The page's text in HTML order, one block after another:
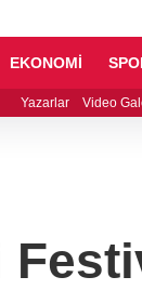
EKONOMİ
ilk günde nefes
Yazarlar Video